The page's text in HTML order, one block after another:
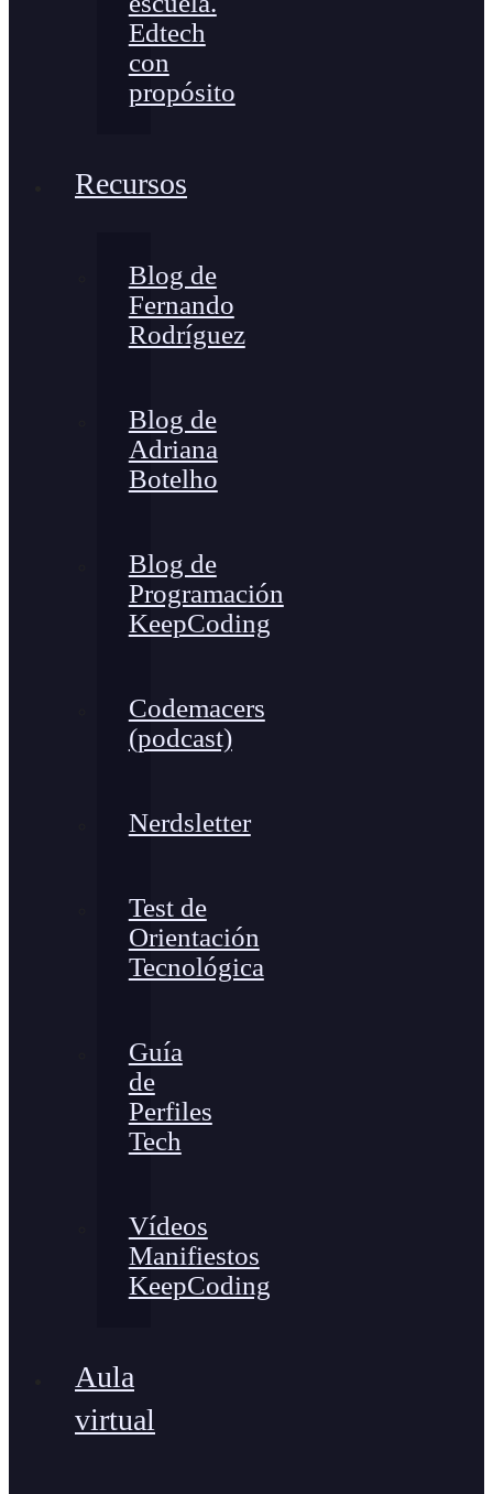
Edtech
con
propósito
Recursos
Blog de
Fernando
Rodríguez
Blog de
Adriana
Botelho
Blog de
Programación
KeepCoding
Codemacers
(podcast)
Nerdsletter
Test de
Orientación
Tecnológica
Guía
de
Perfiles
Tech
Vídeos
Manifiestos
KeepCoding
Aula
virtual